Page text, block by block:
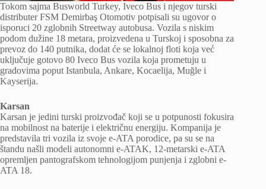
Tokom sajma Busworld Turkey, Iveco Bus i njegov turski
distributer FSM Demirbaş Otomotiv potpisali su ugovor o
isporuci 20 zglobnih Streetway autobusa. Vozila s niskim
podom dužine 18 metara, proizvedena u Turskoj i sposobna za
prevoz do 140 putnika, dodat će se lokalnoj floti koja već
uključuje gotovo 80 Iveco Bus vozila koja prometuju u
gradovima poput Istanbula, Ankare, Kocaelija, Muğle i
Kayserija.
Karsan
Karsan je jedini turski proizvođač koji se u potpunosti fokusira
na mobilnost na baterije i električnu energiju. Kompanija je
predstavila tri vozila iz svoje e-ATA porodice, pa su se na
štandu našli modeli autonomni e-ATAK, 12-metarski e-ATA
opremljen pantografskom tehnologijom punjenja i zglobni e-
ATA 18.